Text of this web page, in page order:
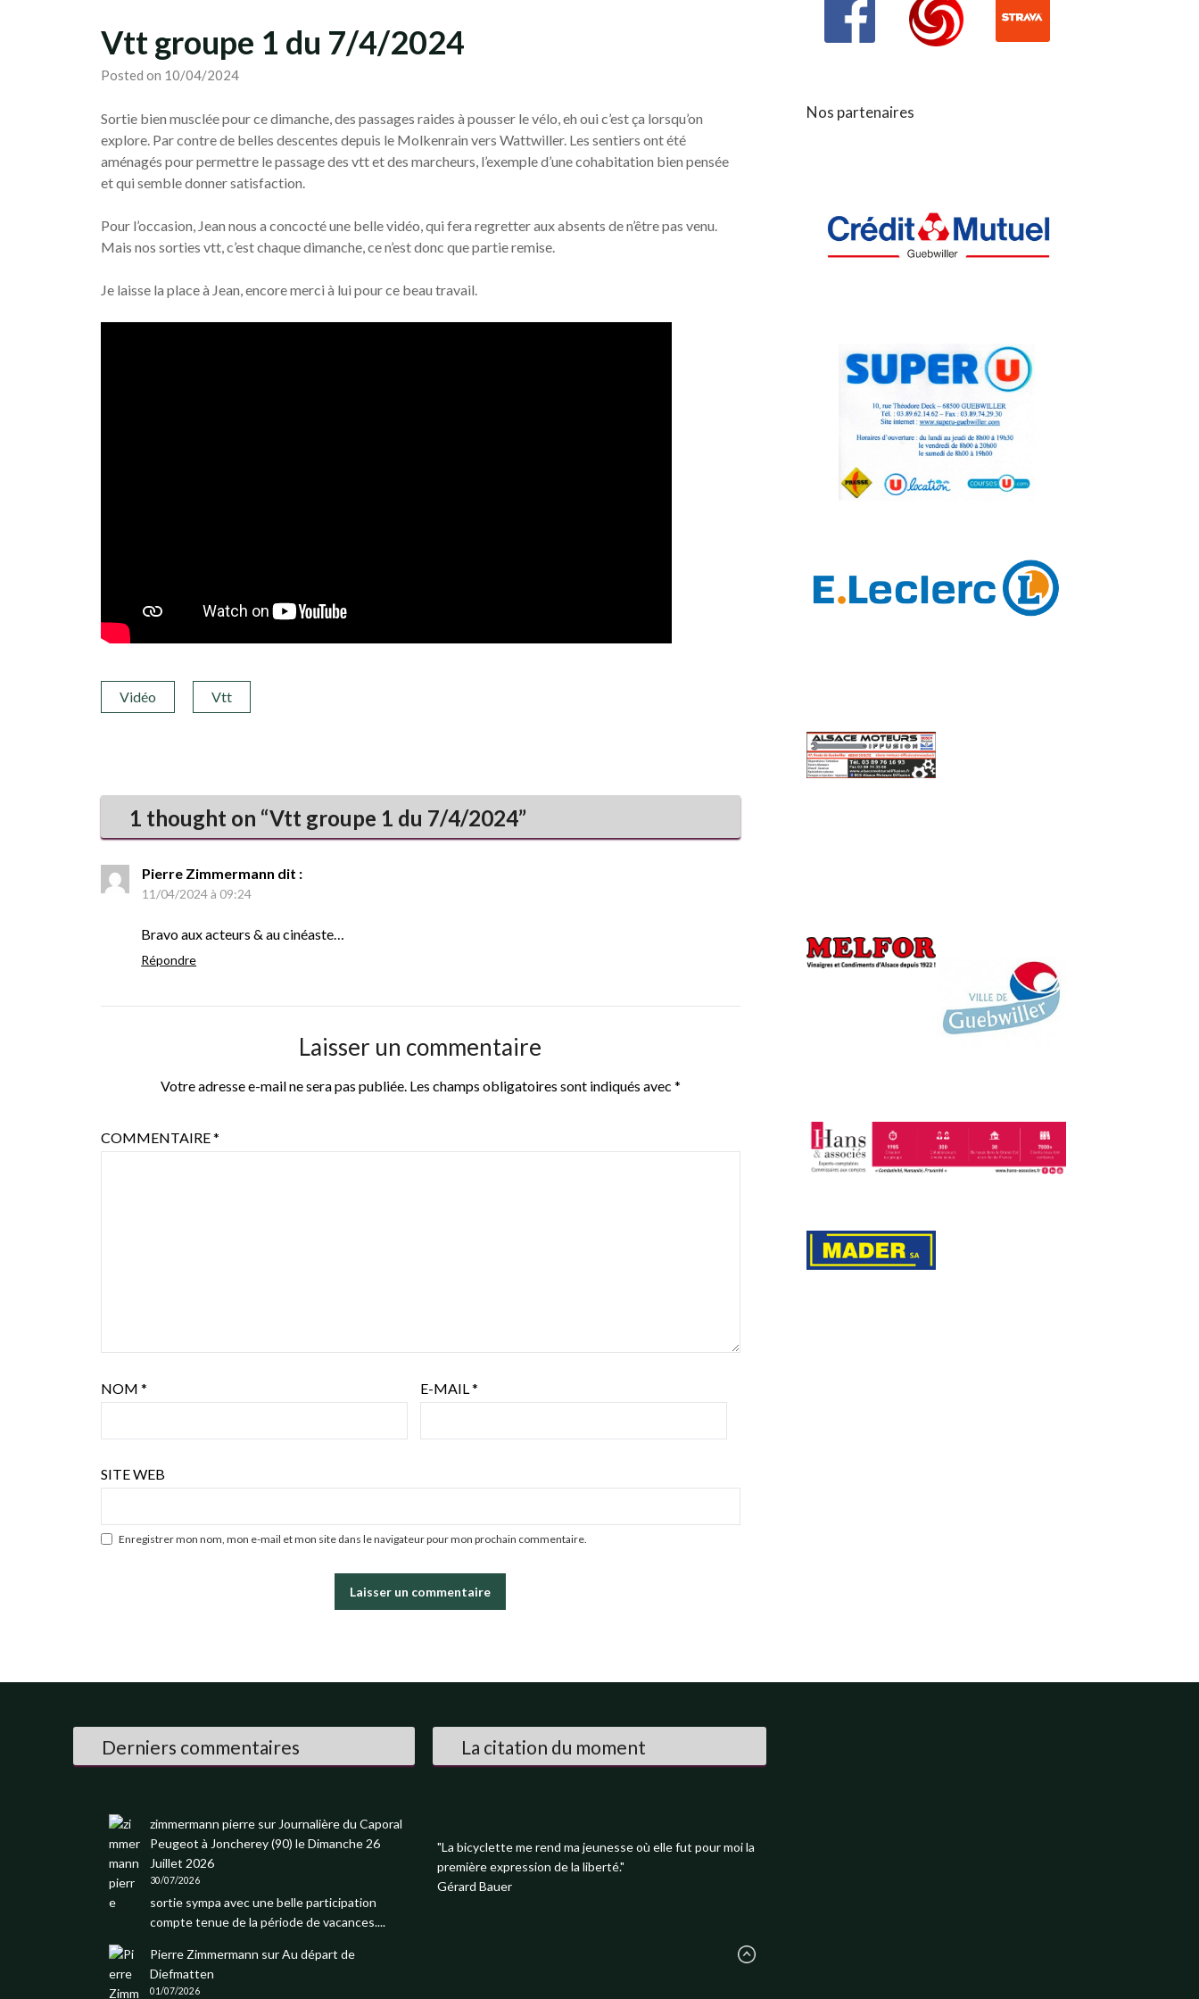
Vtt groupe 1 du 7/4/2024
Posted on 10/04/2024
Sortie bien musclée pour ce dimanche, des passages raides à pousser le vélo, eh oui c’est ça lorsqu’on
explore. Par contre de belles descentes depuis le Molkenrain vers Wattwiller. Les sentiers ont été
aménagés pour permettre le passage des vtt et des marcheurs, l’exemple d’une cohabitation bien pensée
et qui semble donner satisfaction.
Pour l’occasion, Jean nous a concocté une belle vidéo, qui fera regretter aux absents de n’être pas venu.
Mais nos sorties vtt, c’est chaque dimanche, ce n’est donc que partie remise.
Je laisse la place à Jean, encore merci à lui pour ce beau travail.
Vidéo Vtt
1 thought on “Vtt groupe 1 du 7/4/2024”
Pierre Zimmermann dit :
11/04/2024 à 09:24
Bravo aux acteurs & au cinéaste…
Répondre
Laisser un commentaire
Votre adresse e-mail ne sera pas publiée. Les champs obligatoires sont indiqués avec *
COMMENTAIRE*
NOM* E-MAIL*
SITE WEB
Enregistrer mon nom, mon e-mail et mon site dans le navigateur pour mon prochain commentaire.
Nos partenaires
Derniers commentaires
zimmermann pierresur Journalière du Caporal
Peugeot à Joncherey (90) le Dimanche 26
Juillet 2026
30/07/2026
sortie sympa avec une belle participation
compte tenue de la période de vacances....
Pierre Zimmermann surAu départ de
Diefmatten
01/07/2026
La citation du moment
"La bicyclette me rend ma jeunesse où elle fut pour moi la
première expression de la liberté."
Gérard Bauer